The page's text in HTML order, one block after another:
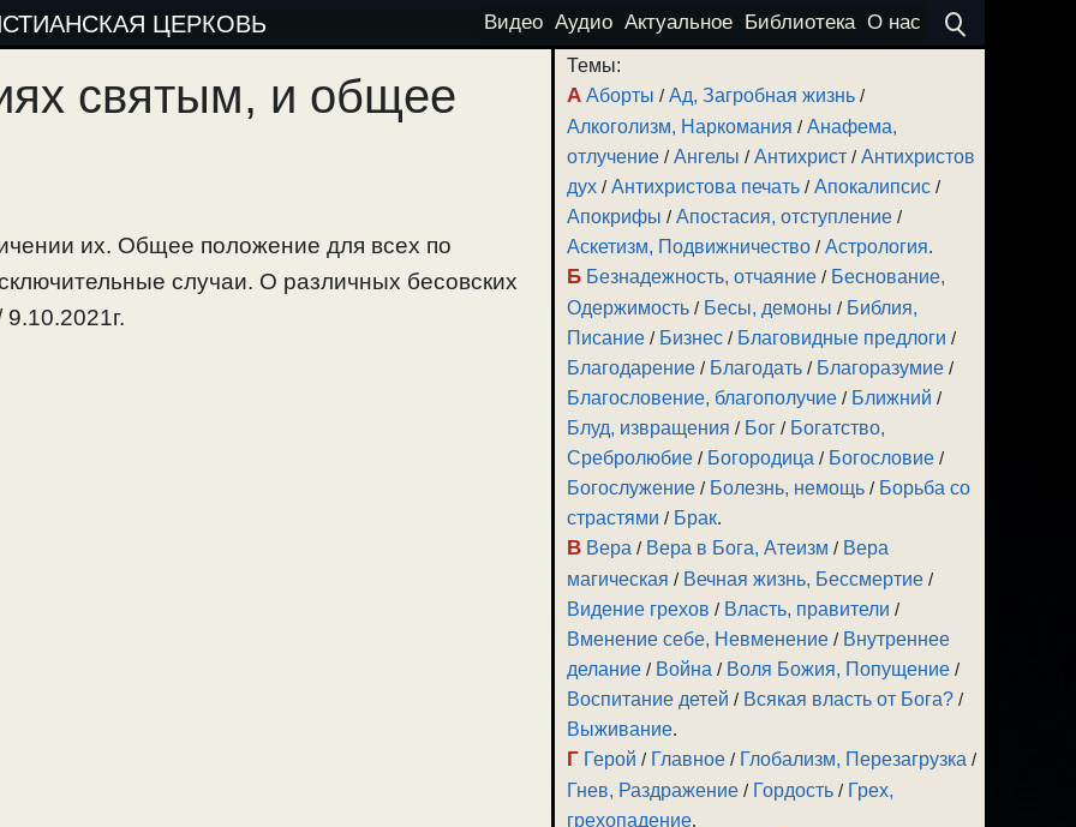
ЦЕРКОВЬ Видео Аудио Актуальное Библиотека О нас
святым, и общее
их. Общее положение для всех по
случаи. О различных бесовских
Темы:
А Аборты /Ад, Загробная жизнь /
Алкоголизм, Наркомания /Анафема,
отлучение /Ангелы /Антихрист /Антихристов
дух /Антихристова печать /Апокалипсис /
Апокрифы /Апостасия, отступление /
Аскетизм, Подвижничество /Астрология.
Б Безнадежность, отчаяние / Беснование,
Одержимость / Бесы, демоны / Библия,
Писание / Бизнес / Благовидные предлоги /
Благодарение / Благодать / Благоразумие /
Благословение, благополучие / Ближний /
Блуд, извращения / Бог / Богатство,
Сребролюбие / Богородица / Богословие /
Богослужение / Болезнь, немощь / Борьба со
страстями / Брак.
В Вера / Вера в Бога, Атеизм / Вера
магическая / Вечная жизнь, Бессмертие /
Видение грехов / Власть, правители /
Вменение себе, Невменение / Внутреннее
делание / Война / Воля Божия, Попущение /
Воспитание детей / Всякая власть от Бога? /
Выживание.
Г Герой / Главное / Глобализм, Перезагрузка /
Гнев, Раздражение / Гордость / Грех,
грехопадение.